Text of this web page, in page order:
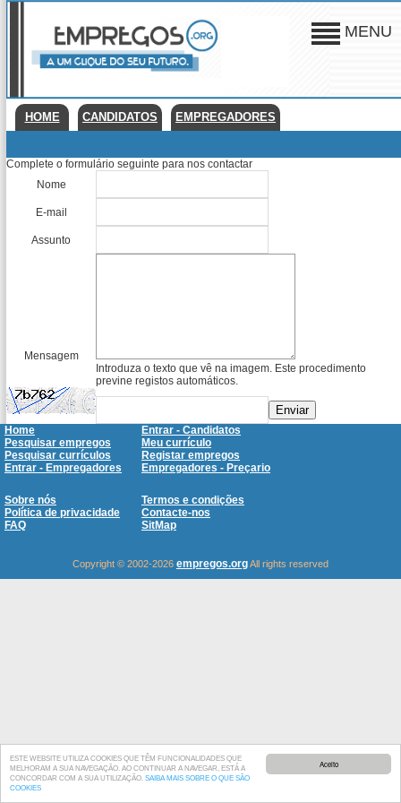
Aceito
ESTE WEBSITE UTILIZA COOKIES QUE TÊM FUNCIONALIDADES QUE
MELHORAM A SUA NAVEGAÇÃO. AO CONTINUAR A NAVEGAR, ESTÁ A
CONCORDAR COM A SUA UTILIZAÇÃO. SAIBA MAIS SOBRE O QUE SÃO
COOKIES
MENU
HOME CANDIDATOS EMPREGADORES
Complete o formulário seguinte para nos contactar
Nome
E-mail
Assunto
Mensagem
Introduza o texto que vê na imagem. Este procedimento
previne registos automáticos.
Enviar
Home
Entrar - Candidatos
Pesquisar empregos
Meu currículo
Pesquisar currículos
Registar empregos
Entrar - Empregadores
Empregadores - Preçario
Sobre nós
Termos e condições
Política de privacidade
Contacte-nos
FAQ
SitMap
Copyright © 2002-2026 empregos.orgAll rights reserved